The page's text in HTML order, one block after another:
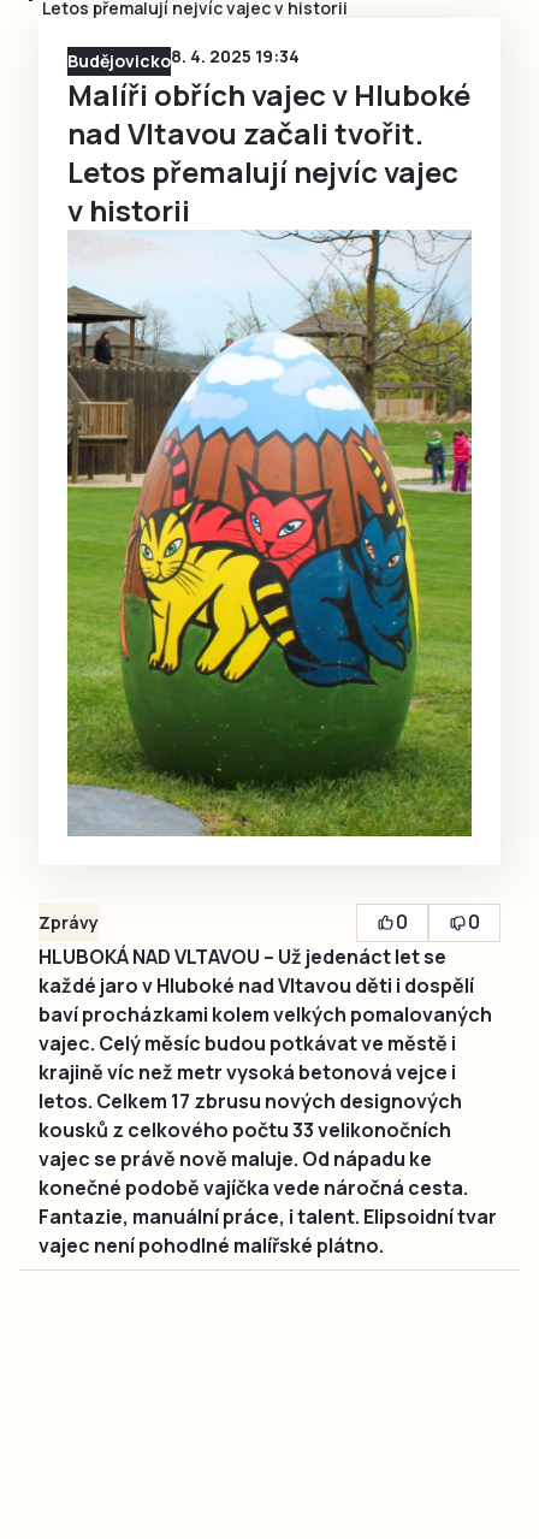
Letos přemalují nejvíc vajec v historii
Budějovicko8. 4. 2025 19:34
Malíři obřích vajec v Hluboké
nad Vltavou začali tvořit.
Letos přemalují nejvíc vajec
v historii
Zprávy 0
0
HLUBOKÁ NAD VLTAVOU – Už jedenáct let se
každé jaro v Hluboké nad Vltavou děti i dospělí
baví procházkami kolem velkých pomalovaných
vajec. Celý měsíc budou potkávat ve městě i
krajině víc než metr vysoká betonová vejce i
letos. Celkem 17 zbrusu nových designových
kousků z celkového počtu 33 velikonočních
vajec se právě nově maluje. Od nápadu ke
konečné podobě vajíčka vede náročná cesta.
Fantazie, manuální práce, i talent. Elipsoidní tvar
vajec není pohodlné malířské plátno.